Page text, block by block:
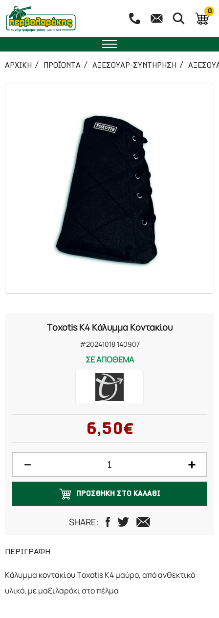
0
ΑΡΧΙΚΉ ΠΡΟΪΟΝΤΑ ΑΞΕΣΟΥΑΡ-ΣΥΝΤΗΡΗΣΗ
Toxotis K4 Κάλυμμα Κοντακίου
#20241018 140907
ΣΕ ΑΠΟΘΕΜΑ
6,50€
ΠΡΟΣΘΗΚΗ ΣΤΟ ΚΑΛΑΘΙ
SHARE:
ΠΕΡΙΓΡΑΦΗ
Κάλυμμα κοντακίου Toxotis K4 μαύρο, από ανθεκτικό
υλικό, με μαξιλαράκι στο πέλμα